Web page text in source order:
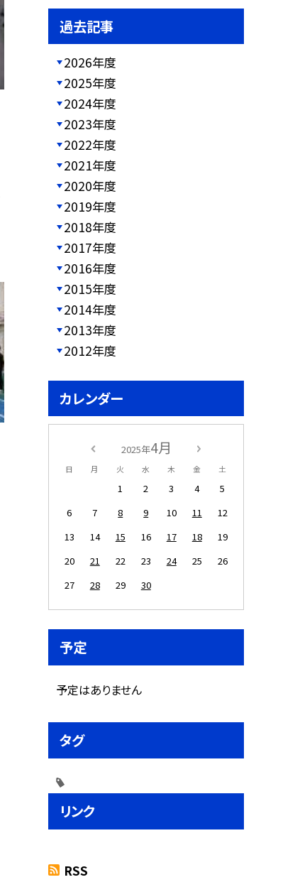
過去記事
2026年度
2025年度
2024年度
2023年度
2022年度
2021年度
2020年度
2019年度
2018年度
2017年度
2016年度
2015年度
2014年度
2013年度
2012年度
カレンダー
2025年4月
日 月 火 水 木 金 土
1 2 3 4
5
6
7 8 9 10 11
12
13
14 15 16 17 18
19
20
21 22 23 24 25
26
27
28 29 30
予定
予定はありません
タグ
リンク
RSS